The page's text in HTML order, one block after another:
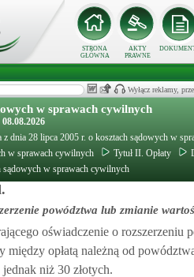
STRONA
GŁÓWNA
AKTY
PRAWNE
Wyłącz reklamy,
w sprawach cywilnych
08.08.2026
dnia 28 lipca 2005 r. o kosztach sądowych w
w sprawach cywilnych
Tytuł II. Opłaty
sądowych w sprawach cywilnych
powództwa lub zmianie
oświadczenie o
opłatą należną od
niż 30 złotych.